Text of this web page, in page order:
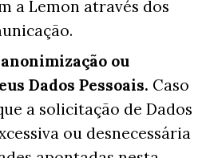
a Lemon através dos
ou
Dados Pessoais. Caso
a solicitação de Dados
ou desnecessária